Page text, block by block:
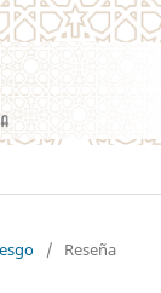
/ Reseña